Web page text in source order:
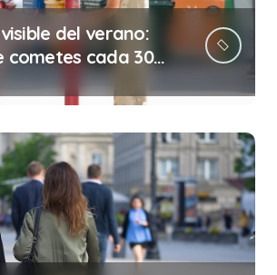
del verano:
cometes cada 30
tu trabajo (y la
te puede costar